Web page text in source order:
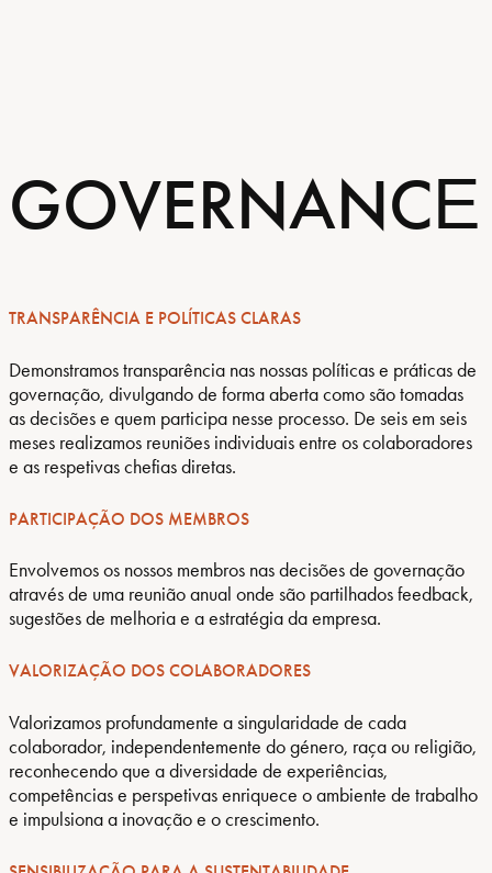
GOVERNANCЕ
TRANSPARÊNCIA E POLÍTICAS CLARAS
Demonstramos transparência nas nossas políticas e práticas de
governação, divulgando de forma aberta como são tomadas
as decisões e quem participa nesse processo. De seis em seis
meses realizamos reuniões individuais entre os colaboradores
e as respetivas chefias diretas.
PARTICIPAÇÃO DOS MEMBROS
Envolvemos os nossos membros nas decisões de governação
através de uma reunião anual onde são partilhados feedback,
sugestões de melhoria e a estratégia da empresa.
VALORIZAÇÃO DOS COLABORADORES
Valorizamos profundamente a singularidade de cada
colaborador, independentemente do género, raça ou religião,
reconhecendo que a diversidade de experiências,
competências e perspetivas enriquece o ambiente de trabalho
e impulsiona a inovação e o crescimento.